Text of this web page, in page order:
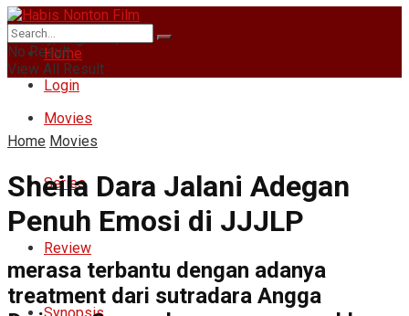
Sunday, August 9, 2026
Login
Home
Movies
Series
Review
Synopsis
No Result
View All Result
Home Movies
Sheila Dara Jalani Adegan
Penuh Emosi di JJJLP
merasa terbantu dengan adanya
treatment dari sutradara Angga